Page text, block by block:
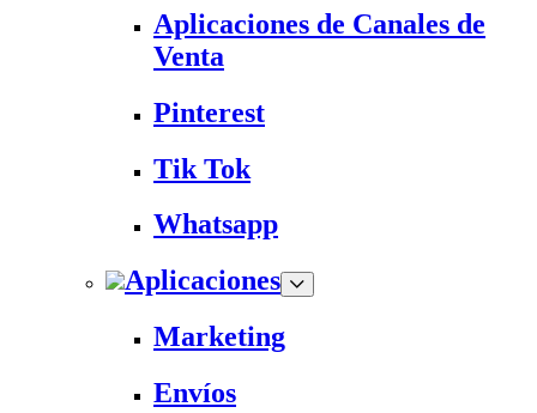
Aplicaciones de Canales de
Venta
Pinterest
Tik Tok
Whatsapp
Aplicaciones
Marketing
Envíos